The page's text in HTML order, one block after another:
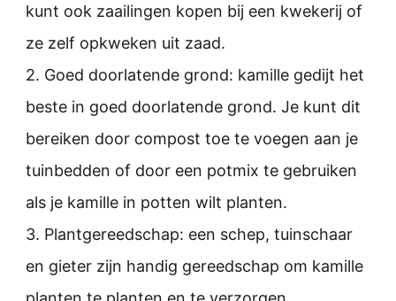
kunt ook zaailingen kopen bij een kwekerij of
ze zelf opkweken uit zaad.
2. Goed doorlatende grond: kamille gedijt het
beste in goed doorlatende grond. Je kunt dit
bereiken door compost toe te voegen aan je
tuinbedden of door een potmix te gebruiken
als je kamille in potten wilt planten.
3. Plantgereedschap: een schep, tuinschaar
en gieter zijn handig gereedschap om kamille